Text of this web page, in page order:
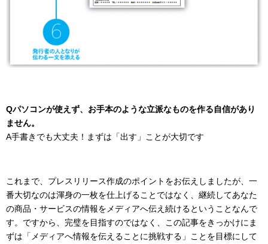
Qパソコンが使えず、お手本のような立派なものを作る自信があり
ません。
A手書きでも大丈夫！まずは「出す」ことが大切です
これまで、プレスリリース作成のポイントをお伝えしましたが、一
番大切なのは渾身の一枚を仕上げることではなく、継続してあなた
の商品・サービスの情報をメディアへ伝え続けるということなんで
す。ですから、完璧を目指すのではなく、この記事をきっかけにま
ずは「メディアへ情報を伝えることに挑戦する」ことを目標にして